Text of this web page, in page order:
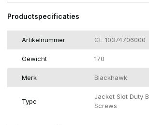
Productspecificaties
Artikelnummer CL-10374706000
Gewicht 170
Merk Blackhawk
Type
Jacket Slot Duty
Screws